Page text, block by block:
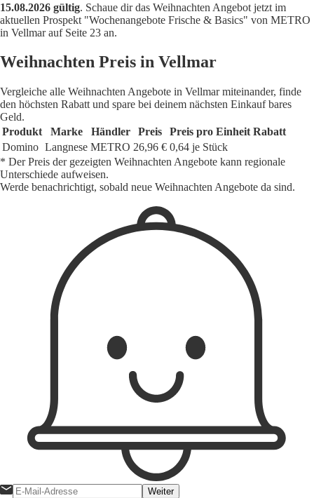
15.08.2026 gültig. Schaue dir das Weihnachten Angebot jetzt im
aktuellen Prospekt "Wochenangebote Frische & Basics" von METRO
in Vellmar auf Seite 23 an.
Weihnachten Preis in Vellmar
Vergleiche alle Weihnachten Angebote in Vellmar miteinander, finde
den höchsten Rabatt und spare bei deinem nächsten Einkauf bares
Geld.
Produkt
Marke Händler Preis Preis pro Einheit Rabatt
Domino Langnese METRO 26,96 € 0,64 je Stück
* Der Preis der gezeigten Weihnachten Angebote kann regionale
Unterschiede aufweisen.
Werde benachrichtigt, sobald neue Weihnachten Angebote da sind.
Weiter